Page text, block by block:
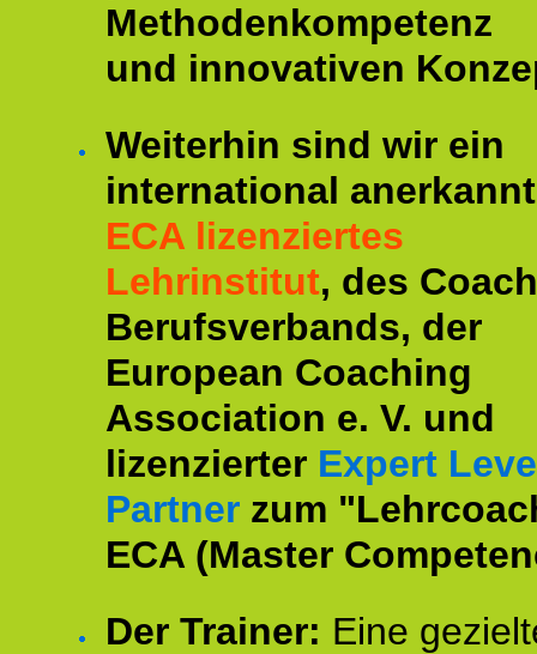
Methodenkompetenz
und innovativen
Weiterhin sind wir ein
international
ECA lizenziertes
Lehrinstitut, des
Berufsverbands, der
European Coaching
Association e. V. und
lizenzierter Expert
Partner zum
ECA (Master
Der Trainer: Eine